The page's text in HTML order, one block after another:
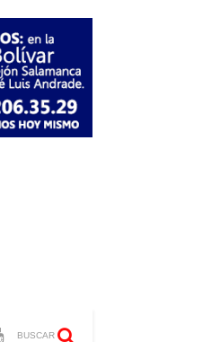
BUSCAR